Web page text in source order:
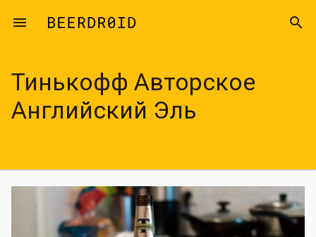
menu search
Тинькофф Авторское
Английский Эль